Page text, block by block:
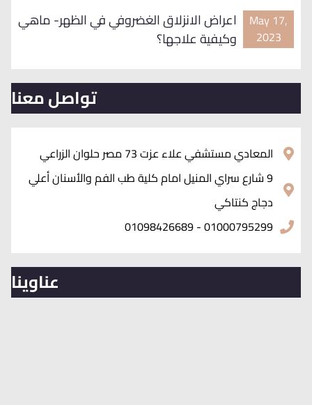
اعراض الانزلاق الغضروفي في الظهر- ماهي
وكيفية علاجها؟
May 17,
2023
تواصل معنا
المعادي مستشفي علاء عزت 73 مصر حلوان الزراعي
9 شارع سراي المنيل امام كلية طب الفم والأسنان أعلي
دجاج كنتاكي
01000795299 - 01098426689
عناوينا